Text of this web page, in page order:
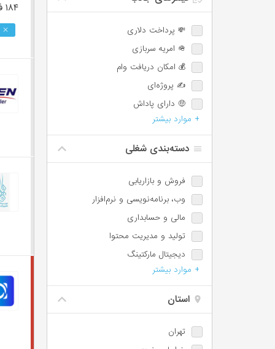
💸 پرداخت دلاری
🪖 امریه سربازی
💰 امکان دریافت وام
✍️ پروژه‌ای
🤑 دارای پاداش
💯 دارای پورسانت
📈 امکان ترفیع شغلی
🕐 پاره‌وقت
♿️ امکان استخدام معلولین
⏱️ ساعت کاری شناور
🩺 بیمه تکمیلی
📊 سهام تشویقی
✈️ سفر کاری
+ موارد بیشتر
فروش و بازاریابی
وب،‌ برنامه‌نویسی و نرم‌افزار
مالی و حسابداری
تولید و مدیریت محتوا
دیجیتال مارکتینگ
مسئول دفتر، اجرائی و اداری
طراحی
آموزش
+ موارد بیشتر
تهران
۱۸۴ فرصت ‌شغلی